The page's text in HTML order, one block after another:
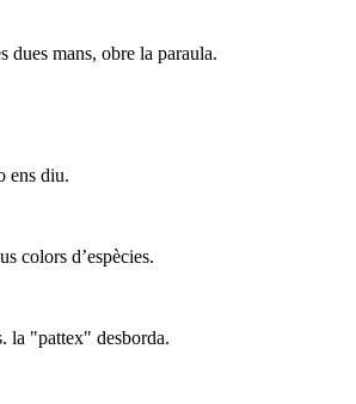
dues mans, obre la paraula.
ens diu.
colors d’espècies.
la "pattex" desborda.